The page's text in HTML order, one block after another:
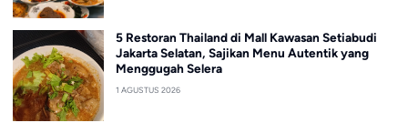
5 Restoran Thailand di Mall Kawasan Setiabudi
Jakarta Selatan, Sajikan Menu Autentik yang
Menggugah Selera
1 AGUSTUS 2026